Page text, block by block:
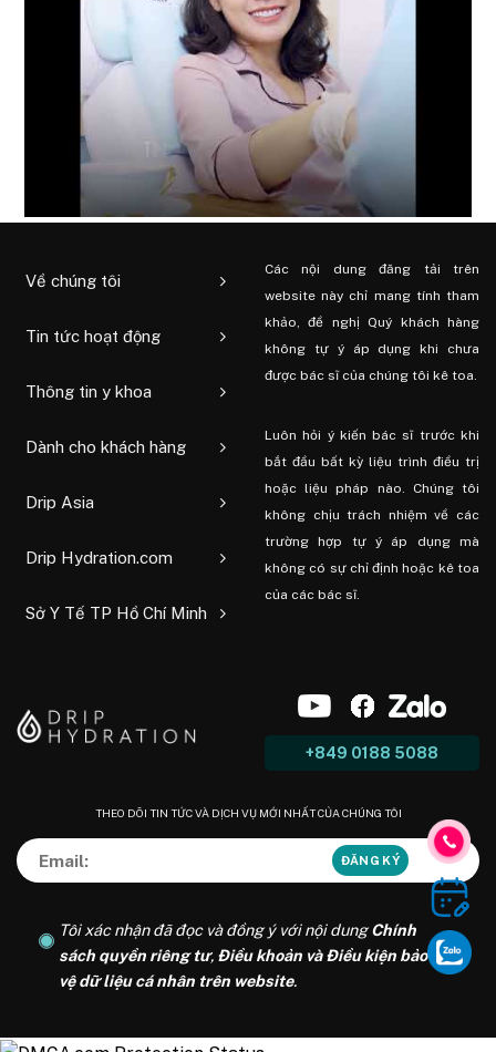
Về chúng tôi
Tin tức hoạt động
Thông tin y khoa
Dành cho khách hàng
Drip Asia
Drip Hydration.com
Sở Y Tế TP Hồ Chí Minh
Các nội dung đăng tải trên
website này chỉ mang tính tham
khảo, đề nghị Quý khách hàng
không tự ý áp dụng khi chưa
được bác sĩ của chúng tôi kê toa.
Luôn hỏi ý kiến ​​bác sĩ trước khi
bắt đầu bất kỳ liệu trình điều trị
hoặc liệu pháp nào. Chúng tôi
không chịu trách nhiệm về các
trường hợp tự ý áp dụng mà
không có sự chỉ định hoặc kê toa
của các bác sĩ.
+849 0188 5088
THEO DÕI TIN TỨC VÀ DỊCH VỤ MỚI NHẤT CỦA CHÚNG TÔI
Tôi xác nhận đã đọc và đồng ý với nội dungChính
sách quyền riêng tư, Điều khoản và Điều kiện bảo
vệ dữ liệu cá nhân trên website.